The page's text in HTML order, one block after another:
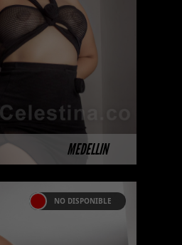
MEDELLIN
Girls Medellin .
tiempo conmigo
experimentar el
el erotismo y ...
NO DISPONIBLE